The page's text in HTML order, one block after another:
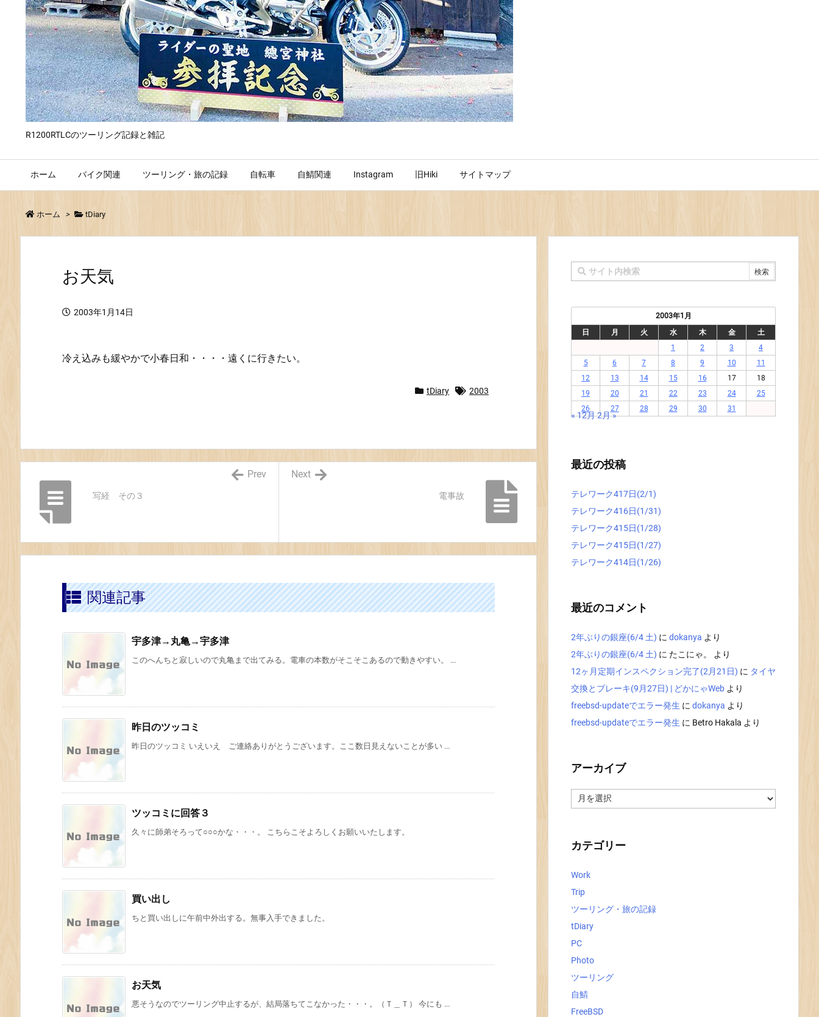
R1200RTLCのツーリング記録と雑記
ホーム バイク関連 ツーリング・旅の記録 自転車 自鯖関連 Instagram 旧Hiki サイトマップ
ホーム > tDiary
お天気
2003年1月14日
冷え込みも緩やかで小春日和・・・・遠くに行きたい。
tDiary 2003
電事故
Next
写経 その３
Prev
関連記事
宇多津→丸亀→宇多津
このへんちと寂しいので丸亀まで出てみる。電車の本数がそこそこあるので動きやすい。 ...
昨日のツッコミ
昨日のツッコミ いえいえ ご連絡ありがとうございます。ここ数日見えないことが多い ...
ツッコミに回答３
久々に師弟そろって○○○かな・・・。 こちらこそよろしくお願いいたします。
買い出し
ちと買い出しに午前中外出する。無事入手できました。
お天気
悪そうなのでツーリング中止するが、結局落ちてこなかった・・・。（Ｔ＿Ｔ） 今にも ...
2003年1月
日
月 火 水 木 金
土
1
2 3
4
5
6 7 8 9 10
11
12
13 14 15 16 17
18
19
20 21 22 23 24
25
26
27 28 29 30 31
« 12月2月 »
最近の投稿
テレワーク417日(2/1)
テレワーク416日(1/31)
テレワーク415日(1/28)
テレワーク415日(1/27)
テレワーク414日(1/26)
最近のコメント
2年ぶりの銀座(6/4 土) に dokanya より
2年ぶりの銀座(6/4 土) に たこにゃ。
より
12ヶ月定期インスペクション完了(2月21日) に タイヤ
交換とブレーキ(9月27日) | どかにゃWeb より
freebsd-updateでエラー発生 に dokanya より
freebsd-updateでエラー発生 に Betro Hakala より
アーカイブ
ー
カテゴリー
Work
Trip
ツーリング・旅の記録
tDiary
PC
Photo
ツーリング
自鯖
FreeBSD